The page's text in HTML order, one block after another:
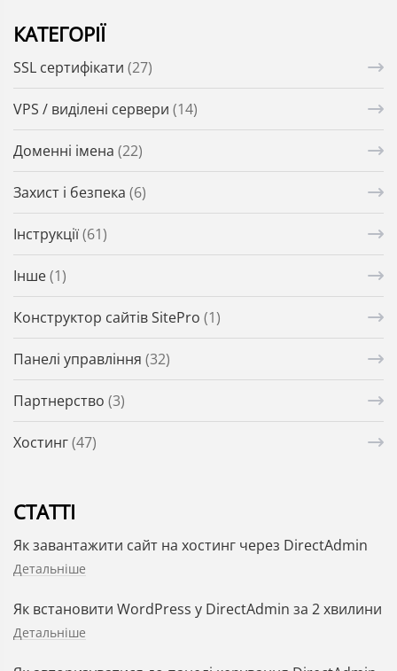
КАТЕГОРІЇ
SSL сертифікати (27)
VPS / виділені сервери (14)
Доменні імена (22)
Захист і безпека (6)
Інструкції(61)
Інше(1)
Конструктор сайтів SitePro (1)
Панелі управління (32)
Партнерство (3)
Хостинг(47)
СТАТТІ
Як завантажити сайт на хостинг через DirectAdmin
Детальніше
Як встановити WordPress у DirectAdmin за 2 хвилини
Детальніше